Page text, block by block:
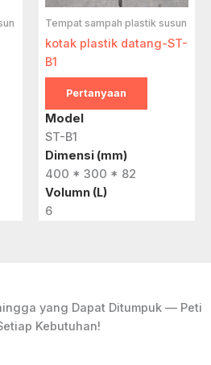
Tempat sampah plastik susun
kotak plastik datang-ST-
B1
Pertanyaan
Model
ST-B1
Dimensi (mm)
400 * 300 * 82
Volumn (L)
6
yang Dapat Ditumpuk — Peti
Kebutuhan!